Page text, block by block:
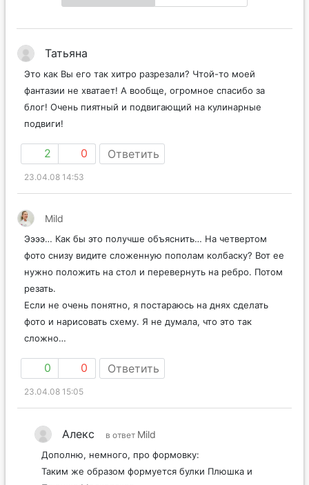
Татьяна
Это как Вы его так хитро разрезали? Чтой-то моей
фантазии не хватает! А вообще, огромное спасибо за
блог! Очень пиятный и подвигающий на кулинарные
подвиги!
2 0 Ответить
23.04.08 14:53
Mild
Ээээ… Как бы это получше объяснить… На четвертом
фото снизу видите сложенную пополам колбаску? Вот ее
нужно положить на стол и перевернуть на ребро. Потом
резать.
Если не очень понятно, я постараюсь на днях сделать
фото и нарисовать схему. Я не думала, что это так
сложно…
0 0 Ответить
23.04.08 15:05
Алекс в ответ Mild
Дополню, немного, про формовку:
Таким же образом формуется булки Плюшка и